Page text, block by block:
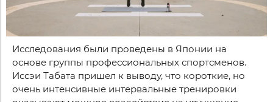
Исследования были проведены в Японии на
основе группы профессиональных спортсменов.
Иссэи Табата пришел к выводу, что короткие, но
очень интенсивные интервальные тренировки